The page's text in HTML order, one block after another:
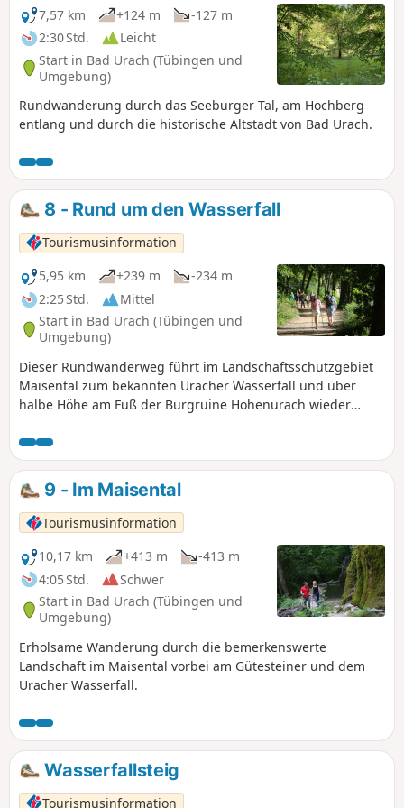
Wanderung steigen wir auf einem schmalen Pfad entlang
der Hangkante zur Kreuzhütte (kleine Wanderhütte) ab. Um
unseren nächsten Wegpunkt, die Burgruine Hohenurach,
zu erreichen, queren wir den Sattel und erklimmen den
letzten Anstieg auf den 692 m hohen Schlossberg. Auf der
alten Festungsanlage Burgruine Hohenurach gibt es
zahlreiche Winkel und Nischen zu erkunden...und
7,57 km +124 m
-127 m
2:30 Std.
Leicht
Start in Bad Urach (Tübingen und
Umgebung)
Rundwanderung durch das Seeburger Tal, am Hochberg
entlang und durch die historische Altstadt von Bad Urach.
8 - Rund um den Wasserfall
Tourismusinformation
5,95 km
+239 m
-234 m
2:25 Std.
Mittel
Start in Bad Urach (Tübingen und
Umgebung)
Dieser Rundwanderweg führt im Landschaftsschutzgebiet
Maisental zum bekannten Uracher Wasserfall und über
halbe Höhe am Fuß der Burgruine Hohenurach wieder
9 - Im Maisental
Tourismusinformation
10,17 km
+413 m
-413 m
4:05 Std.
Schwer
Start in Bad Urach (Tübingen und
Umgebung)
Erholsame Wanderung durch die bemerkenswerte
Landschaft im Maisental vorbei am Gütesteiner und dem
Uracher Wasserfall.
Wasserfallsteig
Tourismusinformation